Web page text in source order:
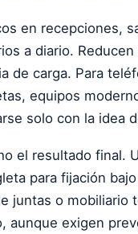
en recepciones,
a diario.
de carga. Para
equipos
solo con la idea
el resultado final.
para fijación
juntas o mobiliario
aunque exigen